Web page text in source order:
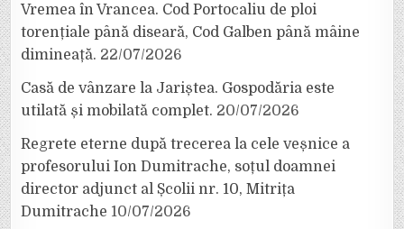
Vremea în Vrancea. Cod Portocaliu de ploi
torențiale până diseară, Cod Galben până mâine
dimineață. 22/07/2026
Casă de vânzare la Jariștea. Gospodăria este
utilată și mobilată complet. 20/07/2026
Regrete eterne după trecerea la cele veșnice a
profesorului Ion Dumitrache, soțul doamnei
director adjunct al Școlii nr. 10, Mitrița
Dumitrache 10/07/2026